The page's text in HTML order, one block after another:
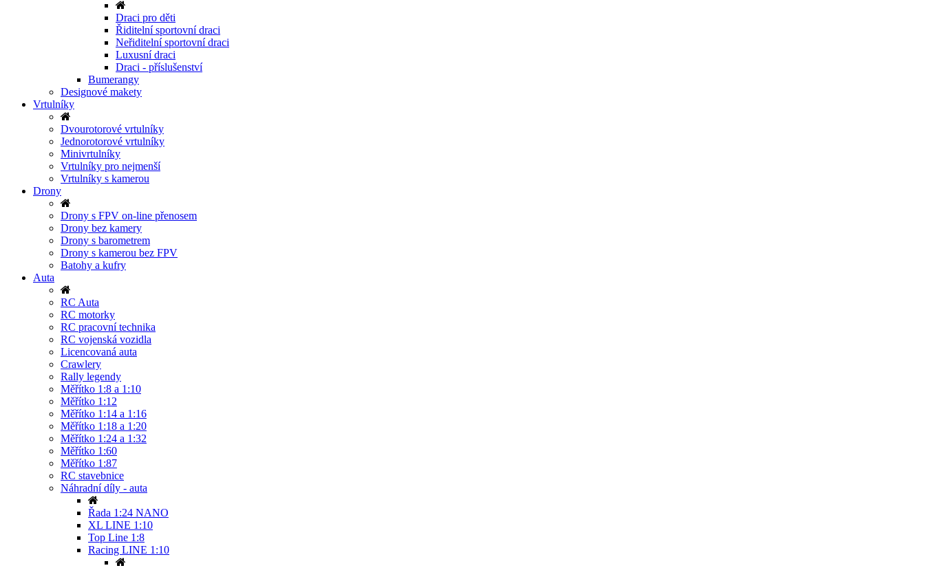
Draci pro děti
Řiditelní sportovní draci
Neřiditelní sportovní draci
Luxusní draci
Draci - příslušenství
Bumerangy
Designové makety
Vrtulníky
Dvourotorové vrtulníky
Jednorotorové vrtulníky
Minivrtulníky
Vrtulníky pro nejmenší
Vrtulníky s kamerou
Drony
Drony s FPV on-line přenosem
Drony bez kamery
Drony s barometrem
Drony s kamerou bez FPV
Batohy a kufry
Auta
RC Auta
RC motorky
RC pracovní technika
RC vojenská vozidla
Licencovaná auta
Crawlery
Rally legendy
Měřítko 1:8 a 1:10
Měřítko 1:12
Měřítko 1:14 a 1:16
Měřítko 1:18 a 1:20
Měřítko 1:24 a 1:32
Měřítko 1:60
Měřítko 1:87
RC stavebnice
Náhradní díly - auta
Řada 1:24 NANO
XL LINE 1:10
Top Line 1:8
Racing LINE 1:10